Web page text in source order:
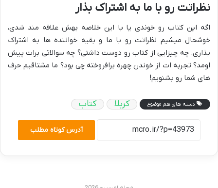
نظراتت رو با ما به اشتراک بذار
اگه این کتاب رو خوندی یا با این خلاصه بهش علاقه مند شدی،
خوشحال میشیم نظراتت رو با ما و بقیه خواننده ها به اشتراک
بذاری. چه چیزایی از کتاب رو دوست داشتی؟ چه سوالاتی برات پیش
اومد؟ تجربه ات از خوندن چهره برافروخته چی بود؟ ما مشتاقیم حرف
های شما رو بشنویم!
دسته های هم موضوع کربلا کتاب
آدرس کوتاه مطلب